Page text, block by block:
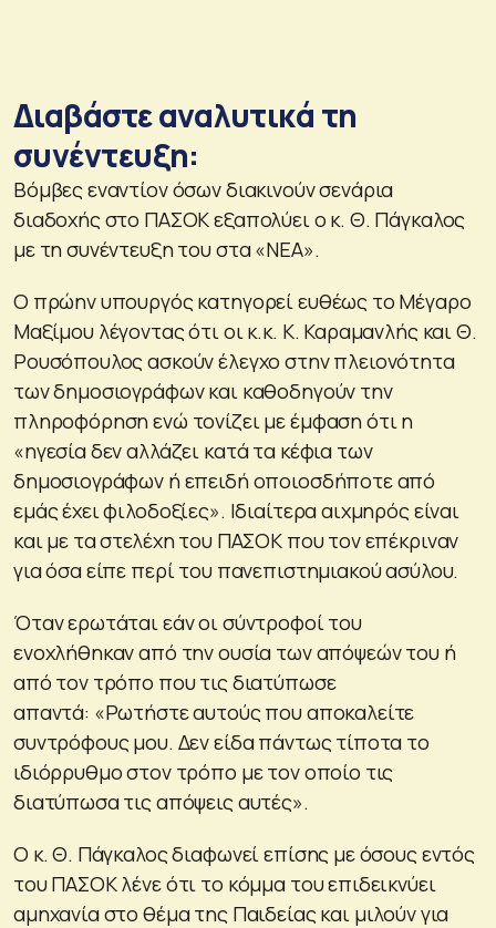
Διαβάστε αναλυτικά τη
συνέντευξη:
Βόμβες εναντίον όσων διακινούν σενάρια
διαδοχής στο ΠΑΣΟΚ εξαπολύει ο κ. Θ. Πάγκαλος
με τη συνέντευξη του στα «ΝΕΑ».
O πρώην υπουργός κατηγορεί ευθέως το Μέγαρο
Μαξίμου λέγοντας ότι οι κ.κ. Κ. Καραμανλής και Θ.
Ρουσόπουλος ασκούν έλεγχο στην πλειονότητα
των δημοσιογράφων και καθοδηγούν την
πληροφόρηση ενώ τονίζει με έμφαση ότι η
«ηγεσία δεν αλλάζει κατά τα κέφια των
δημοσιογράφων ή επειδή οποιοσδήποτε από
εμάς έχει φιλοδοξίες». Ιδιαίτερα αιχμηρός είναι
και με τα στελέχη του ΠΑΣΟΚ που τον επέκριναν
για όσα είπε περί του πανεπιστημιακού ασύλου.
Όταν ερωτάται εάν οι σύντροφοί του
ενοχλήθηκαν από την ουσία των απόψεών του ή
από τον τρόπο που τις διατύπωσε
απαντά: «Ρωτήστε αυτούς που αποκαλείτε
συντρόφους μου. Δεν είδα πάντως τίποτα το
ιδιόρρυθμο στον τρόπο με τον οποίο τις
διατύπωσα τις απόψεις αυτές».
Ο κ. Θ. Πάγκαλος διαφωνεί επίσης με όσους εντός
του ΠΑΣΟΚ λένε ότι το κόμμα του επιδεικνύει
αμηχανία στο θέμα της Παιδείας και μιλούν για